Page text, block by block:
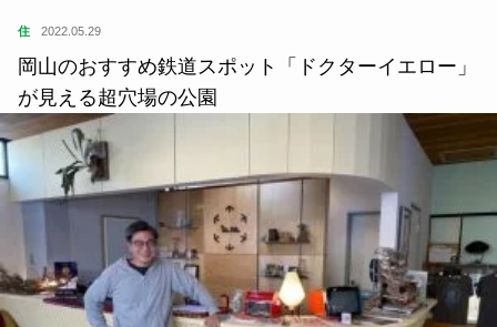
住 2022.05.29
岡山のおすすめ鉄道スポット「ドクターイエロー」
が見える超穴場の公園